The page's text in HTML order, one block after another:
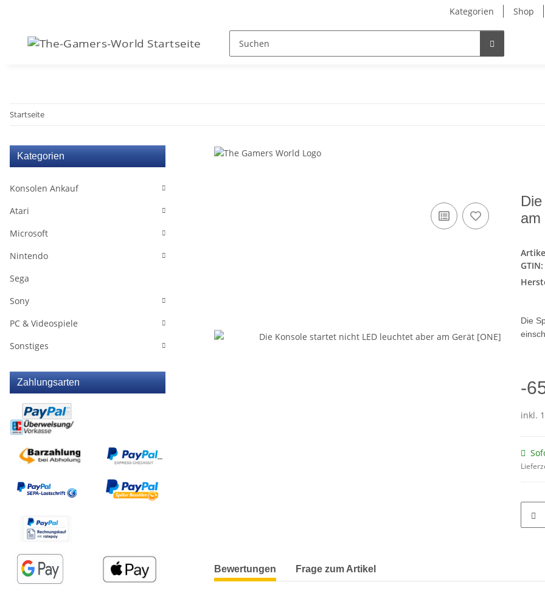
Kategorien Shop
Startseite
am
GTIN:
Die
-
inkl.
weitere Registerkarten anzeigen
Bewertungen Frage zum Artikel
Kategorien
Konsolen Ankauf
Atari
Microsoft
Nintendo
Sega
Sony
PC & Videospiele
Sonstiges
Zahlungsarten